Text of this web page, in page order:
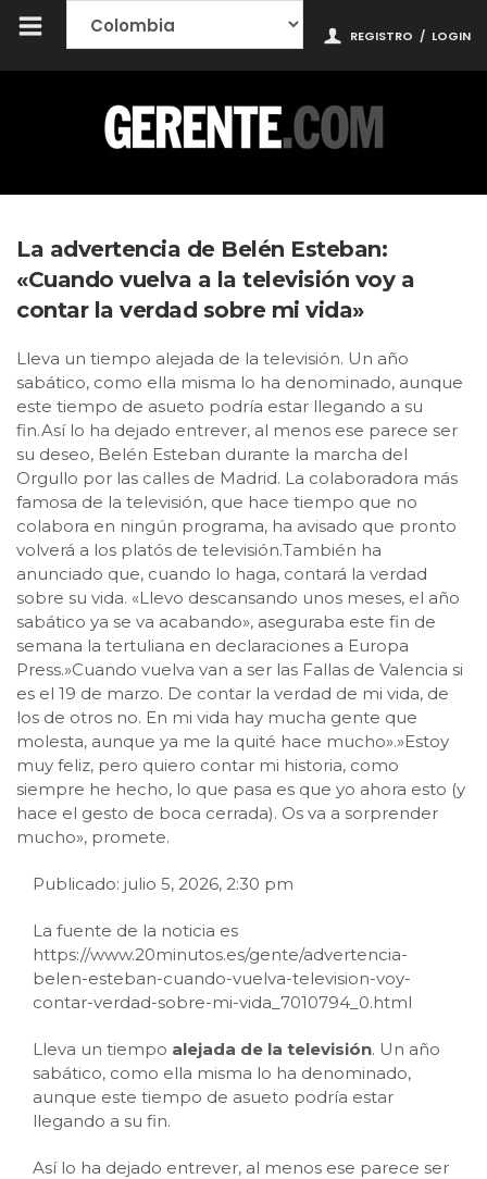
REGISTRO / LOGIN
La advertencia de Belén Esteban:
«Cuando vuelva a la televisión voy a
contar la verdad sobre mi vida»
Lleva un tiempo alejada de la televisión. Un año
sabático, como ella misma lo ha denominado, aunque
este tiempo de asueto podría estar llegando a su
fin.Así lo ha dejado entrever, al menos ese parece ser
su deseo, Belén Esteban durante la marcha del
Orgullo por las calles de Madrid. La colaboradora más
famosa de la televisión, que hace tiempo que no
colabora en ningún programa, ha avisado que pronto
volverá a los platós de televisión.También ha
anunciado que, cuando lo haga, contará la verdad
sobre su vida. «Llevo descansando unos meses, el año
sabático ya se va acabando», aseguraba este fin de
semana la tertuliana en declaraciones a Europa
Press.»Cuando vuelva van a ser las Fallas de Valencia si
es el 19 de marzo. De contar la verdad de mi vida, de
los de otros no. En mi vida hay mucha gente que
molesta, aunque ya me la quité hace mucho».»Estoy
muy feliz, pero quiero contar mi historia, como
siempre he hecho, lo que pasa es que yo ahora esto (y
hace el gesto de boca cerrada). Os va a sorprender
mucho», promete.
Publicado: julio 5, 2026, 2:30 pm
La fuente de la noticia es
https://www.20minutos.es/gente/advertencia-
belen-esteban-cuando-vuelva-television-voy-
contar-verdad-sobre-mi-vida_7010794_0.html
Lleva un tiempo alejada de la televisión. Un año
sabático, como ella misma lo ha denominado,
aunque este tiempo de asueto podría estar
llegando a su fin.
Así lo ha dejado entrever, al menos ese parece ser